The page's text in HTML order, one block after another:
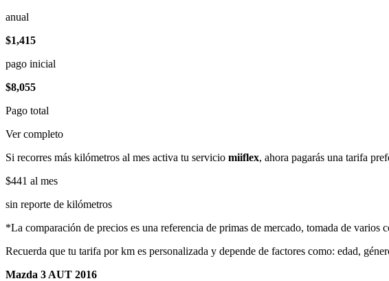
anual
$1,415
pago inicial
$8,055
Pago total
Ver completo
Si recorres más kilómetros al mes activa tu servicio miiflex, ahora pagarás una tarifa
$441 al mes
sin reporte de kilómetros
*La comparación de precios es una referencia de primas de mercado, tomada de varios
Recuerda que tu tarifa por km es personalizada y depende de factores como: edad,
Mazda 3 AUT 2016